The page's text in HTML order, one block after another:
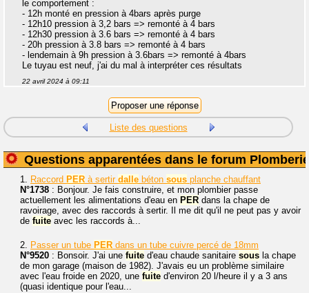
le comportement :
- 12h monté en pression à 4bars après purge
- 12h10 pression à 3,2 bars => remonté à 4 bars
- 12h30 pression à 3.6 bars => remonté à 4 bars
- 20h pression à 3.8 bars => remonté à 4 bars
- lendemain à 9h pression à 3.6bars => remonté à 4bars
Le tuyau est neuf, j'ai du mal à interpréter ces résultats
22 avril 2024 à 09:11
Liste des questions
Questions apparentées dans le forum Plomberie
1. Raccord PER à sertir dalle béton sous planche chauffant
N°1738 : Bonjour. Je fais construire, et mon plombier passe
actuellement les alimentations d'eau en PER dans la chape de
ravoirage, avec des raccords à sertir. Il me dit qu'il ne peut pas y avoir
de fuite avec les raccords à...
2. Passer un tube PER dans un tube cuivre percé de 18mm
N°9520 : Bonsoir. J'ai une fuite d'eau chaude sanitaire sous la chape
de mon garage (maison de 1982). J'avais eu un problème similaire
avec l'eau froide en 2020, une fuite d'environ 20 l/heure il y a 3 ans
(quasi identique pour l'eau...